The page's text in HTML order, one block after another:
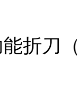
折刀